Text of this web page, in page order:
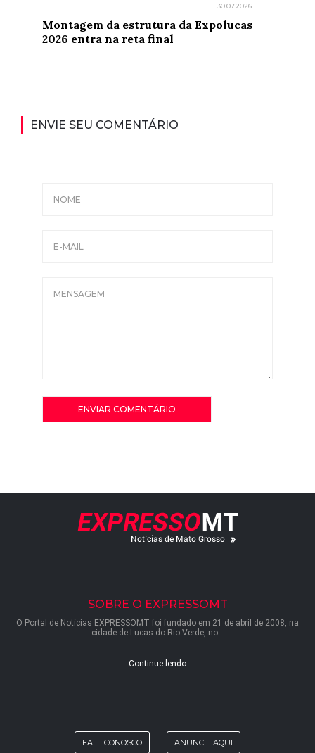
30.07.2026
Montagem da estrutura da Expolucas
2026 entra na reta final
ENVIE SEU COMENTÁRIO
SOBRE O EXPRESSOMT
O Portal de Notícias EXPRESSOMT foi fundado em 21 de abril de 2008, na
cidade de Lucas do Rio Verde, no...
Continue lendo
FALE CONOSCO ANUNCIE AQUI